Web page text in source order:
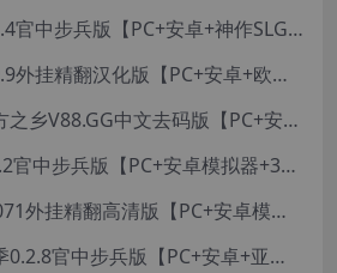
沙漠追猎者0.21.4官中步兵版【PC+安卓+神作SLG/沙盒+画廊全开】/沙漠潜行者/沉沙猎手/Desert Stalker【9.56G】
欲望之影S2_0.9.9外挂精翻汉化版【PC+安卓+欧美精品RPG/步兵/沙盒/媚黑/绿帽NTR】/Shadows of Desire【19.2G】
亚洲之子：东方之乡V88.GG中文去码版【PC+安卓模拟器+亚洲风QSP/真人SLG/更新/MOD整合版/作者版】/SOA就是个混蛋/【93G】
极品采花郎2.1.2官中步兵版【PC+安卓模拟器+3D互动SLG/亚洲/国风+金手指+真全CG存档】/Romantic Escapades【8.3G】
蛇之交响曲71071外挂精翻高清版【PC+安卓模拟器+神作RPG+全CG存档+作弊器】/纳迪亚四部曲之四/Symphony of the Serpent【11.3G】
爱欲之都开篇季0.2.8官中步兵版【PC+安卓+亚洲神作SLG+画廊全开】/City Lights Love Bites Season 0【21.7G】